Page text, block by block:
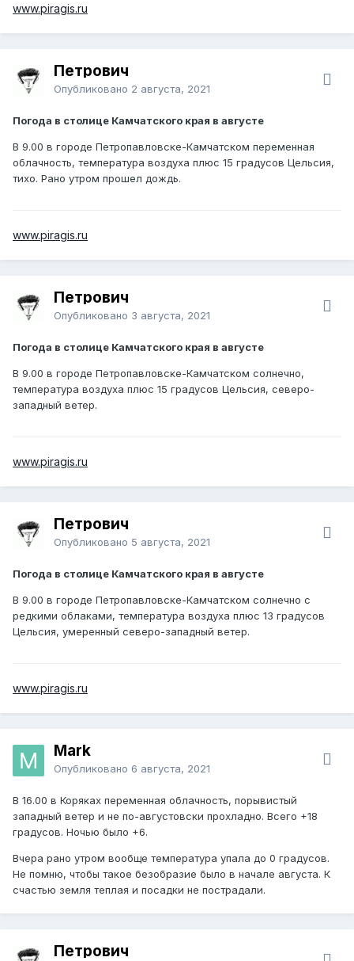
www.piragis.ru
Петрович
Опубликовано 2 августа, 2021
Погода в столице Камчатского края в августе
В 9.00 в городе Петропавловске-Камчатском переменная
облачность, температура воздуха плюс 15 градусов Цельсия,
тихо. Рано утром прошел дождь.
www.piragis.ru
Петрович
Опубликовано 3 августа, 2021
Погода в столице Камчатского края в августе
В 9.00 в городе Петропавловске-Камчатском солнечно,
температура воздуха плюс 15 градусов Цельсия, северо-
западный ветер.
www.piragis.ru
Петрович
Опубликовано 5 августа, 2021
Погода в столице Камчатского края в августе
В 9.00 в городе Петропавловске-Камчатском солнечно с
редкими облаками, температура воздуха плюс 13 градусов
Цельсия, умеренный северо-западный ветер.
www.piragis.ru
Mark
Опубликовано 6 августа, 2021
В 16.00 в Коряках переменная облачность, порывистый
западный ветер и не по-августовски прохладно. Всего +18
градусов. Ночью было +6.
Вчера рано утром вообще температура упала до 0 градусов.
Не помню, чтобы такое безобразие было в начале августа. К
счастью земля теплая и посадки не пострадали.
Петрович